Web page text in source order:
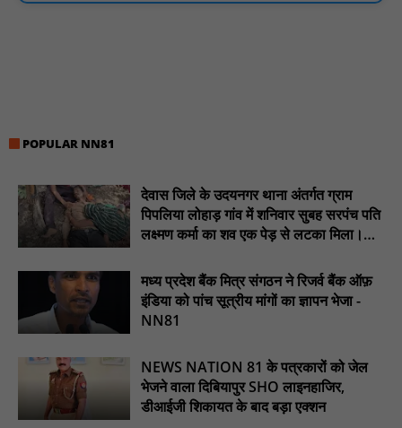
जारी होने तक संघर्ष रहेगा : NN81
तहसीलदार को सौंपा ज्ञापन, आज हड़ताल पर रहे सभी वाहन चालक : NN81
मस्तूरी जनपद पंचायत में 131 सरपंचों का प्रशिक्षण संपन्न, वीबी-जी राम-जी
अभियान के बदलावों और तकनीकी प्रबंधन की दी गई विस्तृत जानकारी :
हरिनगर में सीसी इंटरलॉकिंग सड़क निर्माण कार्य का विधायक ललित यादव ने
किया उद्घाटन : NN81
पिड़ावा में आगामी त्योहारों को लेकर शांति समिति की बैठक आयोजित : NN81
POPULAR NN81
देवास जिले के उदयनगर थाना अंतर्गत ग्राम
पिपलिया लोहाड़ गांव में शनिवार सुबह सरपंच पति
लक्ष्मण कर्मा का शव एक पेड़ से लटका मिला।
मध्य प्रदेश बैंक मित्र संगठन ने रिजर्व बैंक ऑफ़
इंडिया को पांच सूत्रीय मांगों का ज्ञापन भेजा -
NN81
NEWS NATION 81 के पत्रकारों को जेल
भेजने वाला दिबियापुर SHO लाइनहाजिर,
डीआईजी शिकायत के बाद बड़ा एक्शन